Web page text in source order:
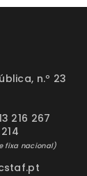
n.º 23
216 267
fixa nacional)